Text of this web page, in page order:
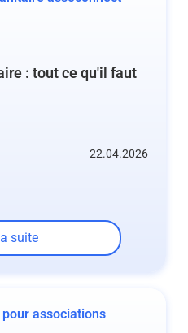
: tout ce qu'il faut
22.04.2026
suite